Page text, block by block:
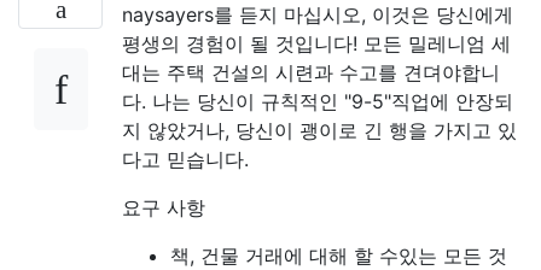
naysayers를 듣지 마십시오, 이것은 당신에게
평생의 경험이 될 것입니다! 모든 밀레니엄 세
대는 주택 건설의 시련과 수고를 견뎌야합니
다. 나는 당신이 규칙적인 "9-5"직업에 안장되
지 않았거나, 당신이 괭이로 긴 행을 가지고 있
다고 믿습니다.
요구 사항
책, 건물 거래에 대해 할 수있는 모든 것